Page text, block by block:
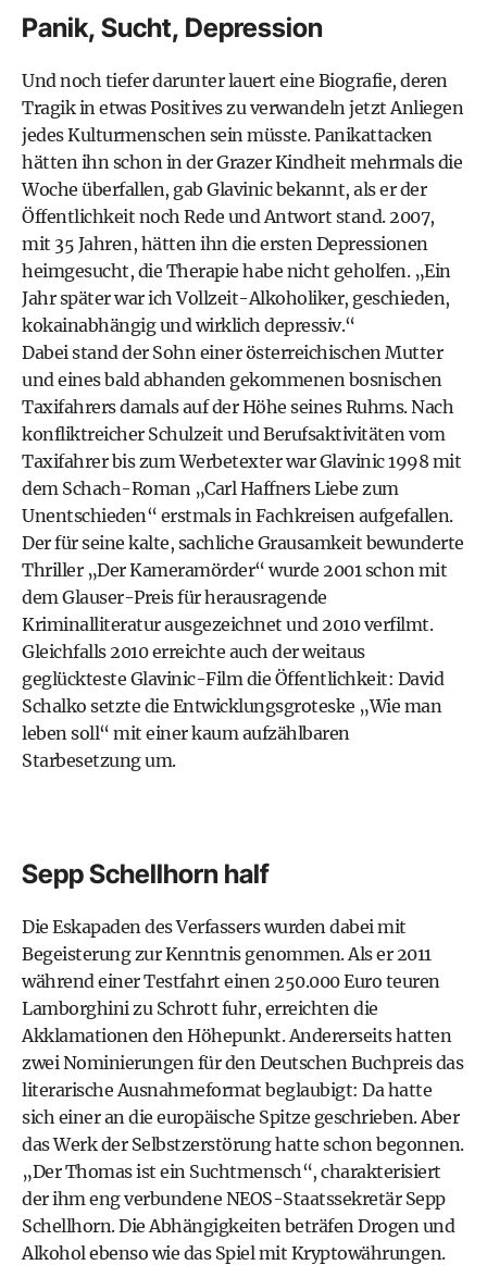
Panik, Sucht, Depression
Und noch tiefer darunter lauert eine Biografie, deren
Tragik in etwas Positives zu verwandeln jetzt Anliegen
jedes Kulturmenschen sein müsste. Panikattacken
hätten ihn schon in der Grazer Kindheit mehrmals die
Woche überfallen, gab Glavinic bekannt, als er der
Öffentlichkeit noch Rede und Antwort stand. 2007,
mit 35 Jahren, hätten ihn die ersten Depressionen
heimgesucht, die Therapie habe nicht geholfen. „Ein
Jahr später war ich Vollzeit-Alkoholiker, geschieden,
kokainabhängig und wirklich depressiv.“
Dabei stand der Sohn einer österreichischen Mutter
und eines bald abhanden gekommenen bosnischen
Taxifahrers damals auf der Höhe seines Ruhms. Nach
konfliktreicher Schulzeit und Berufsaktivitäten vom
Taxifahrer bis zum Werbetexter war Glavinic 1998 mit
dem Schach-Roman „Carl Haffners Liebe zum
Unentschieden“ erstmals in Fachkreisen aufgefallen.
Der für seine kalte, sach­liche Grausamkeit bewunderte
Thriller „Der Kameramörder“ wurde 2001 schon mit
dem Glauser-Preis für herausragende
Kriminalliteratur ausgezeichnet und 2010 verfilmt.
Gleichfalls 2010 erreichte auch der weitaus
geglückteste Glavinic-Film die Öffentlichkeit: David
Schalko setzte die Entwicklungsgroteske „Wie man
leben soll“ mit einer kaum aufzählbaren
Starbesetzung um.
Sepp Schellhorn half
Die Eskapaden des Verfassers wurden dabei mit
Begeisterung zur Kenntnis genommen. Als er 2011
während einer Testfahrt einen 250.000 Euro teuren
Lamborghini zu Schrott fuhr, erreichten die
Akklamationen den Höhepunkt. Andererseits hatten
zwei Nominierungen für den Deutschen Buchpreis das
literarische Ausnahmeformat beglaubigt: Da hatte
sich einer an die europäische Spitze geschrieben. Aber
das Werk der Selbstzerstörung hatte schon begonnen.
„Der Thomas ist ein Suchtmensch“, charakterisiert
der ihm eng verbundene NEOS-Staatssekretär Sepp
Schellhorn. Die Abhängigkeiten beträfen Drogen und
Alkohol ebenso wie das Spiel mit Kryptowährungen.